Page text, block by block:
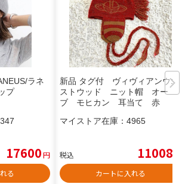
ラネ
プ
17600円
る
新品 タグ付 ヴィヴィアンウエ
ストウッド ニット帽 オー
ブ モヒカン 耳当て 赤
マイストア在庫： 4965
税込 11008
カートに入れる